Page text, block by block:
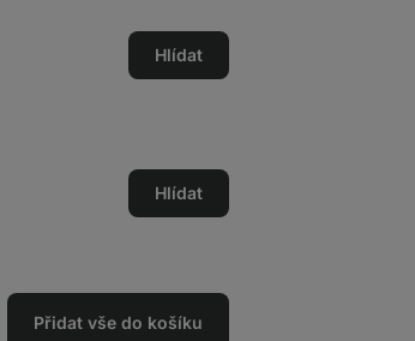
Hlídat
Hlídat
Přidat vše do košíku